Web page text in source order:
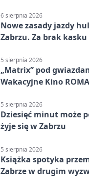
6 sierpnia 2026
Nowe zasady jazdy
Zabrzu. Za brak kasku
5 sierpnia 2026
„Matrix” pod
Wakacyjne Kino
5 sierpnia 2026
Dziesięć minut może
żyje się w Zabrzu
5 sierpnia 2026
Książka spotyka
Zabrze w drugim